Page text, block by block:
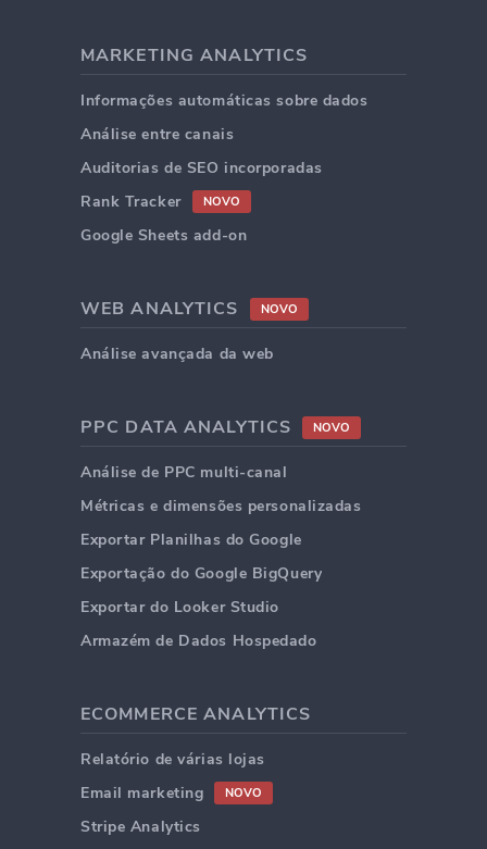
MARKETING ANALYTICS
Informações automáticas sobre dados
Análise entre canais
Auditorias de SEO incorporadas
Rank Tracker
NOVO
Google Sheets add-on
WEB ANALYTICS NOVO
Análise avançada da web
PPC DATA ANALYTICS NOVO
Análise de PPC multi-canal
Métricas e dimensões personalizadas
Exportar Planilhas do Google
Exportação do Google BigQuery
Exportar do Looker Studio
Armazém de Dados Hospedado
ECOMMERCE ANALYTICS
Relatório de várias lojas
Email marketing
NOVO
Stripe Analytics